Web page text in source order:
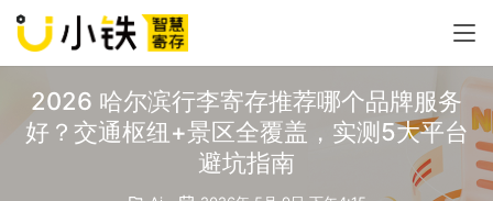
2026 哈尔滨行李寄存推荐哪个品牌服务
好？交通枢纽+景区全覆盖，实测5大平台
避坑指南